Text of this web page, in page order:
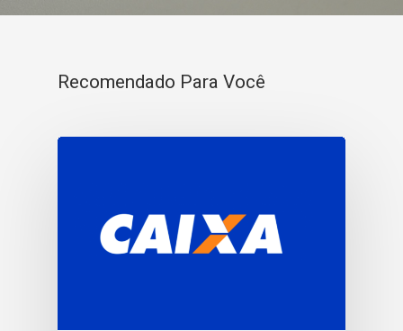
Recomendado Para Você